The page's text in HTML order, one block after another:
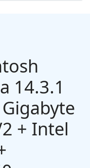
14.3.1
+ Intel